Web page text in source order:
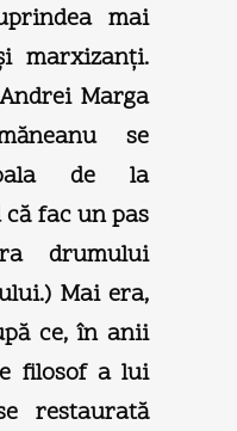
mai
marxizanţi.
Marga
se
de la
fac un pas
drumului
Mai era,
ce, în anii
filosof a lui
restaurată